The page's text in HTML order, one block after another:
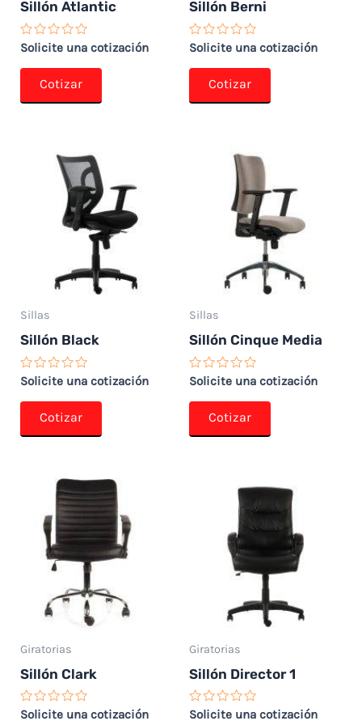
Sillón Atlantic
Valorado
con
0
Solicite una cotización
Cotizar
Sillón Berni
Valorado
con
0
Solicite una cotización
Cotizar
Sillas
Sillón Black
Valorado
0
Solicite una cotización
Cotizar
Sillas
Sillón Cinque Media
Valorado
0
Solicite una cotización
Cotizar
Giratorias
Sillón Clark
Valorado
Solicite una cotización
Giratorias
Sillón Director 1
Valorado
Solicite una cotización